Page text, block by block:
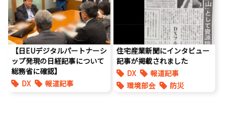
【日EUデジタルパートナーシ
ップ発現の日経記事について
総務省に確認】
DX
報道記事
住宅産業新聞にインタビュー
記事が掲載されました
DX
報道記事
環境部会
防災